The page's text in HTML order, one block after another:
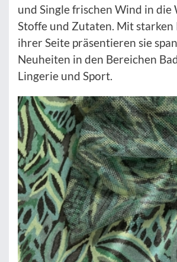
und Single frischen Wind in die
Stoffe und Zutaten. Mit starken
ihrer Seite präsentieren sie
Neuheiten in den Bereichen
Lingerie und Sport.